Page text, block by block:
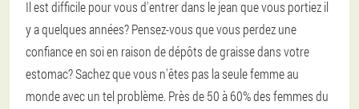
Il est difficile pour vous d'entrer dans le jean que vous portiez il
y a quelques années? Pensez-vous que vous perdez une
confiance en soi en raison de dépôts de graisse dans votre
estomac? Sachez que vous n'êtes pas la seule femme au
monde avec un tel problème. Près de 50 à 60% des femmes du